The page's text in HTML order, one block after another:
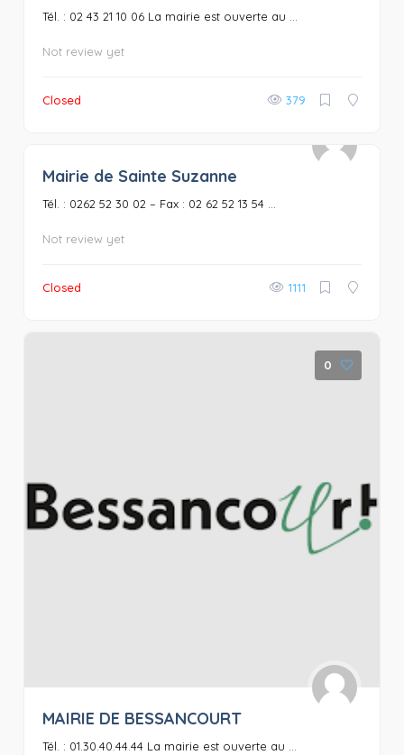
Tél. : 02 43 21 10 06 La mairie est ouverte au ...
Not review yet
Closed 379
Mairie de Sainte Suzanne
Tél. : 0262 52 30 02 – Fax : 02 62 52 13 54 ...
Not review yet
Closed 1111
0
MAIRIE DE BESSANCOURT
Tél. : 01.30.40.44.44 La mairie est ouverte au ...